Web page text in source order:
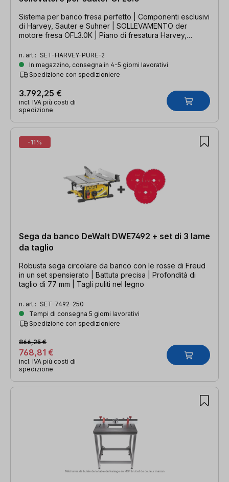
Sistema per banco fresa perfetto | Componenti esclusivi
di Harvey, Sauter e Suhner | SOLLEVAMENTO der
motore fresa OFL3.0K | Piano di fresatura Harvey,
n. art.: SET-HARVEY-PURE-2
In magazzino, consegna in 4-5 giorni lavorativi
Spedizione con spedizioniere
3.792,25 €
incl. IVA più costi di
spedizione
-11%
Sega da banco DeWalt DWE7492 + set di 3 lame
da taglio
Robusta sega circolare da banco con le rosse di Freud
in un set spensierato | Battuta precisa | Profondità di
taglio di 77 mm | Tagli puliti nel legno
n. art.: SET-7492-250
Tempi di consegna 5 giorni lavorativi
Spedizione con spedizioniere
768,81 €
866,25 €
incl. IVA più costi di
spedizione